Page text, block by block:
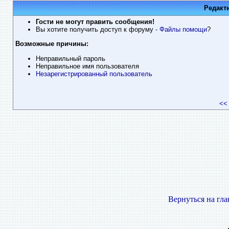
Гости не могут править сообщения!
Вы хотите получить доступ к форуму - Файлы помощи?
Возможные причины:
Неправильный пароль
Неправильное имя пользователя
Незарегистрированный пользователь
<<
Вернуться на